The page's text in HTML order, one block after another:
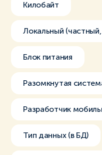
Килобайт
Локальный
Блок питания
Разомкнутая
Разработчик
Тип данных (в БД)